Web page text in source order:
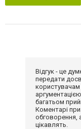
Відгук - це
передати
багатьом
Коментарі
обговорення,
цікавлять.